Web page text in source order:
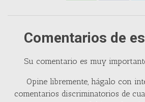
Comentarios de
Su comentario es muy
Opine libremente, hágalo con
comentarios discriminatorios de